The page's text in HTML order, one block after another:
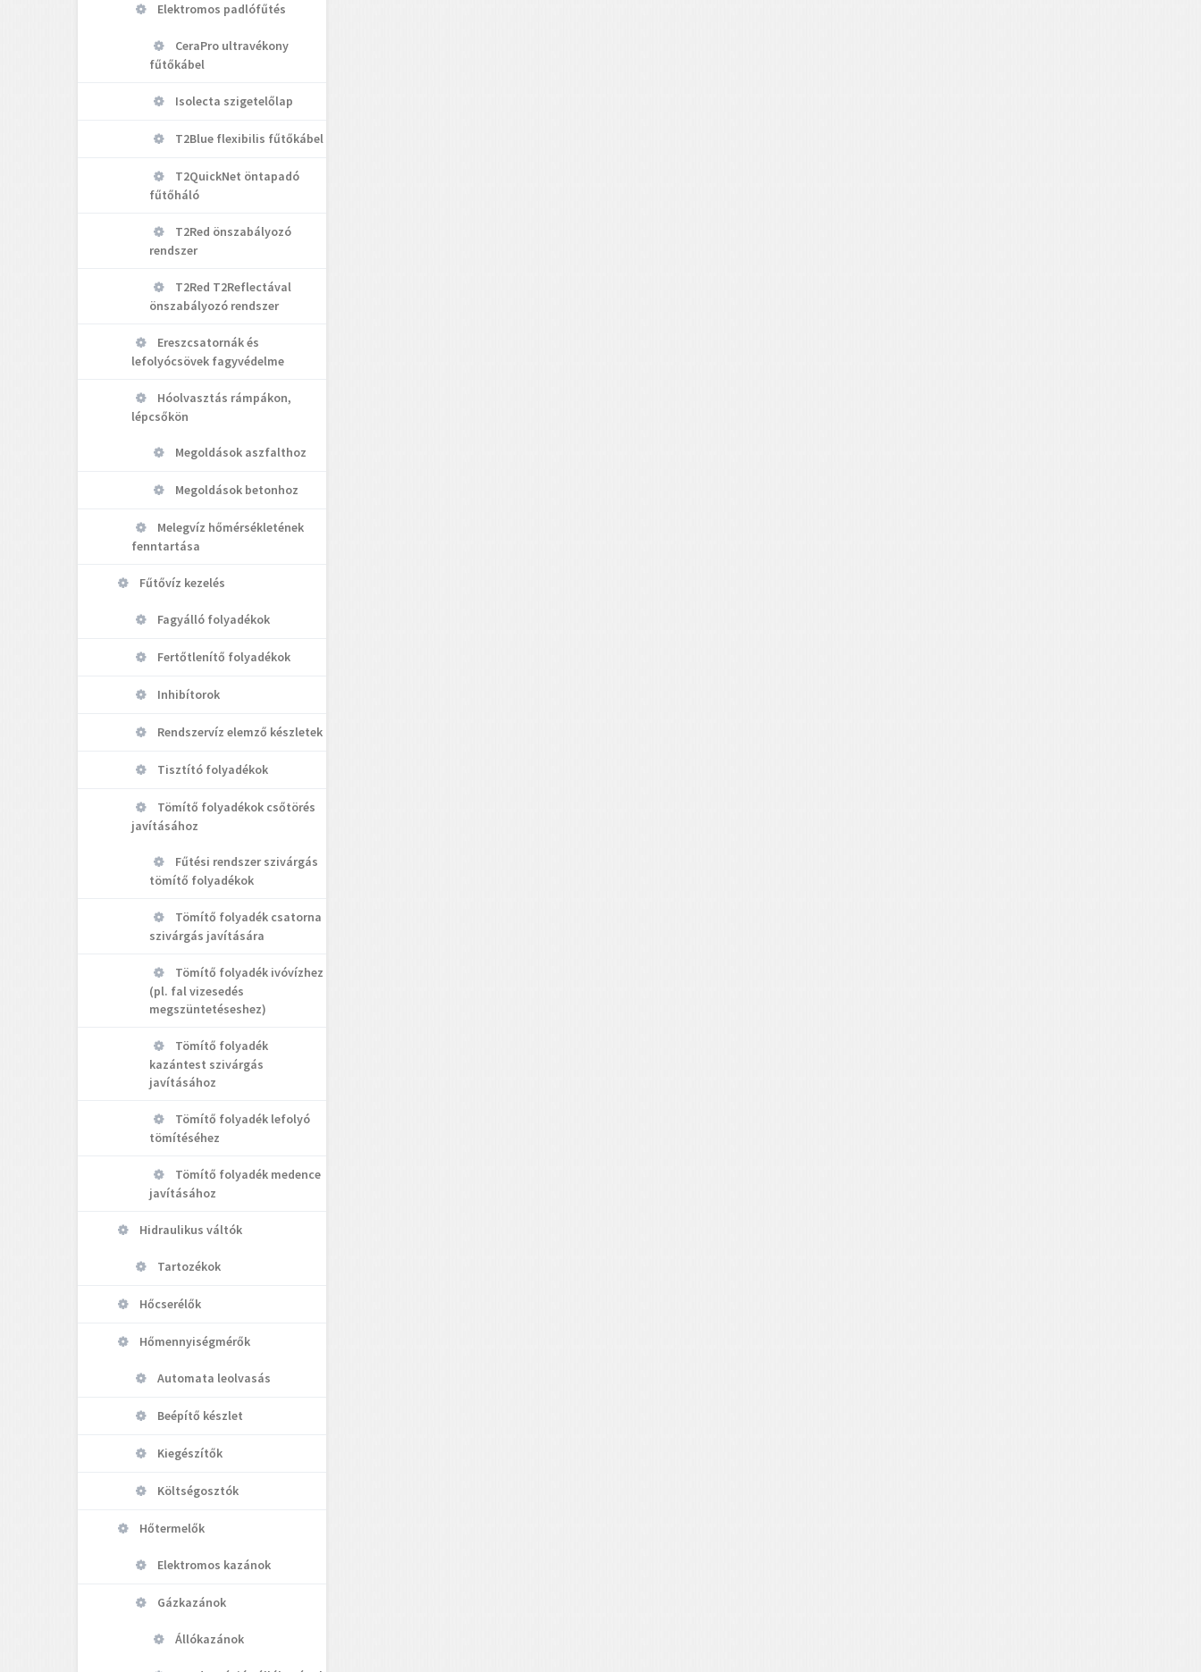
Elektromos padlófűtés
CeraPro ultravékony
fűtőkábel
Isolecta szigetelőlap
T2Blue flexibilis fűtőkábel
T2QuickNet öntapadó
fűtőháló
T2Red önszabályozó
rendszer
T2Red T2Reflectával
önszabályozó rendszer
Ereszcsatornák és
lefolyócsövek fagyvédelme
Hóolvasztás rámpákon,
lépcsőkön
Megoldások aszfalthoz
Megoldások betonhoz
Melegvíz hőmérsékletének
fenntartása
Fűtővíz kezelés
Fagyálló folyadékok
Fertőtlenítő folyadékok
Inhibítorok
Rendszervíz elemző készletek
Tisztító folyadékok
Tömítő folyadékok csőtörés
javításához
Fűtési rendszer szivárgás
tömítő folyadékok
Tömítő folyadék csatorna
szivárgás javítására
Tömítő folyadék ivóvízhez
(pl. fal vizesedés
megszüntetéseshez)
Tömítő folyadék
kazántest szivárgás
javításához
Tömítő folyadék lefolyó
tömítéséhez
Tömítő folyadék medence
javításához
Hidraulikus váltók
Tartozékok
Hőcserélők
Hőmennyiségmérők
Automata leolvasás
Beépítő készlet
Kiegészítők
Költségosztók
Hőtermelők
Elektromos kazánok
Gázkazánok
Állókazánok